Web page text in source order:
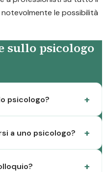
le possibilità
sullo psicologo
psicologo?
a uno psicologo?